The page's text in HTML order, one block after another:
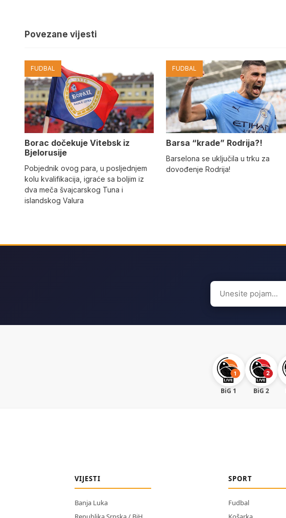
Povezane vijesti
FUDBAL
Borac dočekuje Vitebsk iz
Bjelorusije
Pobjednik ovog para, u posljednjem
kolu kvalifikacija, igraće sa boljim iz
dva meča švajcarskog Tuna i
islandskog Valura
FUDBAL
Barsa “krade” Rodrija?!
Barselona se uključila u trku za
dovođenje Rodrija!
Search
for:
BiG 1 BiG 2
VIJESTI
Banja Luka
SPORT
Fudbal